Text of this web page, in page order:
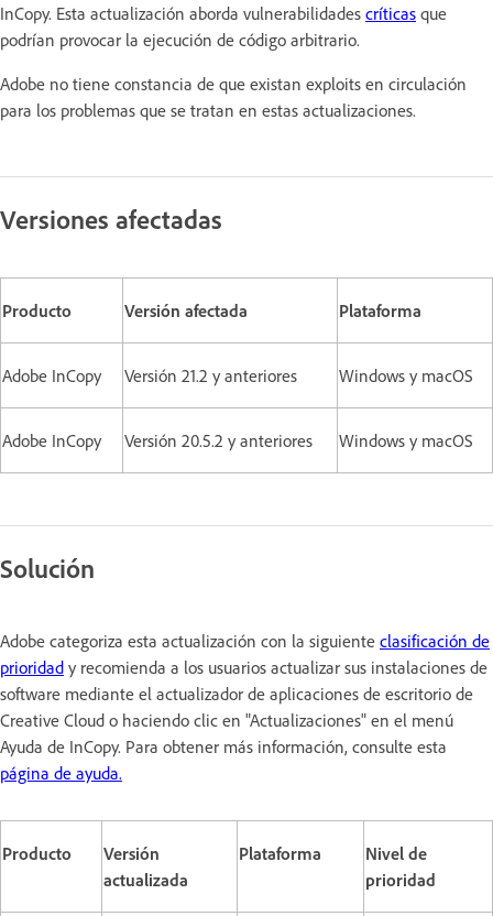
InCopy. Esta actualización aborda vulnerabilidades críticas que
podrían provocar la ejecución de código arbitrario.
Adobe no tiene constancia de que existan exploits en circulación
para los problemas que se tratan en estas actualizaciones.
Versiones afectadas
Producto Versión afectada Plataforma
Adobe InCopy Versión 21.2 y anteriores Windows y macOS
Adobe InCopy Versión 20.5.2 y anteriores Windows y macOS
Solución
Adobe categoriza esta actualización con la siguiente clasificación de
prioridad y recomienda a los usuarios actualizar sus instalaciones de
software mediante el actualizador de aplicaciones de escritorio de
Creative Cloud o haciendo clic en "Actualizaciones" en el menú
Ayuda de InCopy. Para obtener más información, consulte esta
página de ayuda.
Producto
Versión
actualizada
Plataforma
Nivel de
prioridad